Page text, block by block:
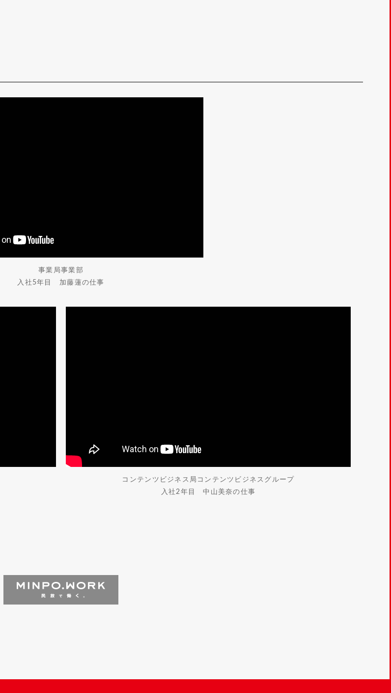
事業局事業部
入社5年目 加藤蓮の仕事
コンテンツビジネス局コンテンツビジネスグループ
入社2年目 中山美奈の仕事